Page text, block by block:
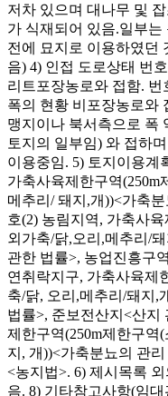
저차 있으며 대나무 및
가 식재되어 있음.일부
전에 묘지로 이용하였던
음) 4) 인접 도로상태 번
리트포장농로와 접함.
폭의 현황 비포장농로와
맹지이나 북서측으로 폭
토지의 일부임) 와 접하
이용중임. 5) 토지이용계
가축사육제한구역(250m
메추리/ 돼지,개))<가축
호(2) 농림지역, 가축사
외가축/닭,오리,메추리/
관한 법률>, 농업진흥구
연취락지구, 가축사육제
축/닭, 오리,메추리/돼지,
법률>, 준보전산지<산지
제한구역(250m제한구역
지, 개))<가축분뇨의 관
<농지법>. 6) 제시목록
음. 8) 기타참고사항(임